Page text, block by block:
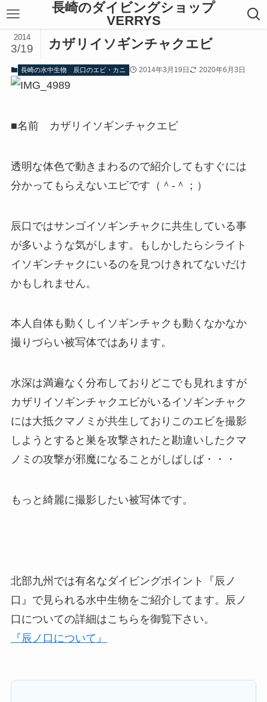
長崎のダイビングショップ
VERRYS
カザリイソギンチャクエビ
2014
3/19
長崎の水中生物 辰口のエビ・カニ 2014年3月19日 2020年6月3日
■名前 カザリイソギンチャクエビ
透明な体色で動きまわるので紹介してもすぐには
分かってもらえないエビです（＾-＾；）
辰口ではサンゴイソギンチャクに共生している事
が多いような気がします。もしかしたらシライト
イソギンチャクにいるのを見つけきれてないだけ
かもしれません。
本人自体も動くしイソギンチャクも動くなかなか
撮りづらい被写体ではあります。
水深は満遍なく分布しておりどこでも見れますが
カザリイソギンチャクエビがいるイソギンチャク
には大抵クマノミが共生しておりこのエビを撮影
しようとすると巣を攻撃されたと勘違いしたクマ
ノミの攻撃が邪魔になることがしばしば・・・
もっと綺麗に撮影したい被写体です。
北部九州では有名なダイビングポイント『辰ノ
口』で見られる水中生物をご紹介してます。辰ノ
口についての詳細はこちらを御覧下さい。
『辰ノ口について』